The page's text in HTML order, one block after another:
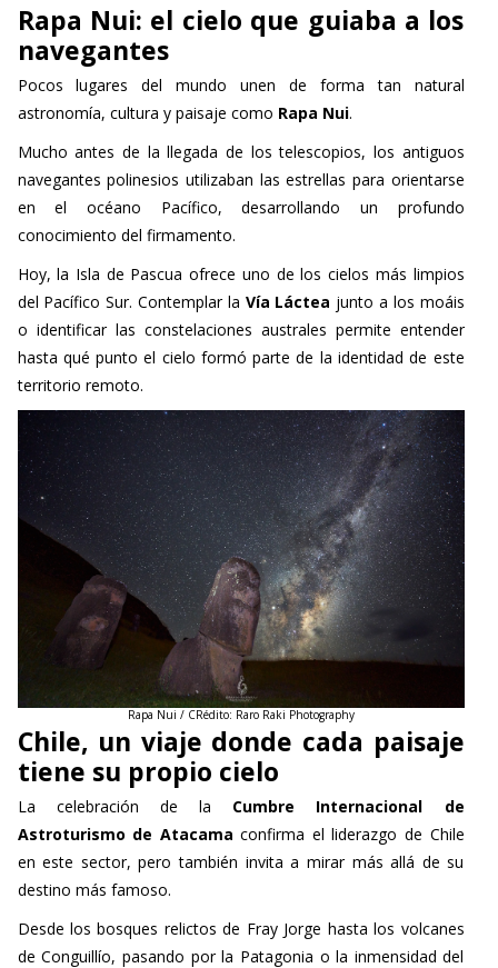
Rapa Nui: el cielo que guiaba a los
navegantes
Pocos lugares del mundo unen de forma tan natural
astronomía, cultura y paisaje como Rapa Nui.
Mucho antes de la llegada de los telescopios, los antiguos
navegantes polinesios utilizaban las estrellas para orientarse
en el océano Pacífico, desarrollando un profundo
conocimiento del firmamento.
Hoy, la Isla de Pascua ofrece uno de los cielos más limpios
del Pacífico Sur. Contemplar la Vía Láctea junto a los moáis
o identificar las constelaciones australes permite entender
hasta qué punto el cielo formó parte de la identidad de este
territorio remoto.
Rapa Nui / CRédito: Raro Raki Photography
Chile, un viaje donde cada paisaje
tiene su propio cielo
La celebración de la Cumbre Internacional de
Astroturismo de Atacama confirma el liderazgo de Chile
en este sector, pero también invita a mirar más allá de su
destino más famoso.
Desde los bosques relictos de Fray Jorge hasta los volcanes
de Conguillío, pasando por la Patagonia o la inmensidad del